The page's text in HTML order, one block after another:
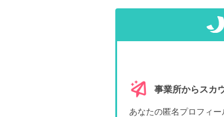
事業所からスカ
あなたの匿名プロフィ